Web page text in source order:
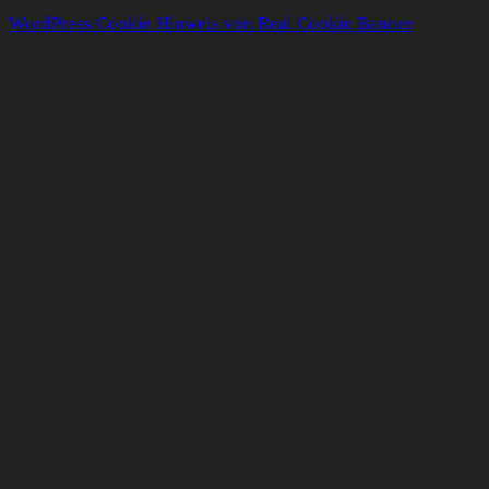
WordPress Cookie Hinweis von Real Cookie Banner